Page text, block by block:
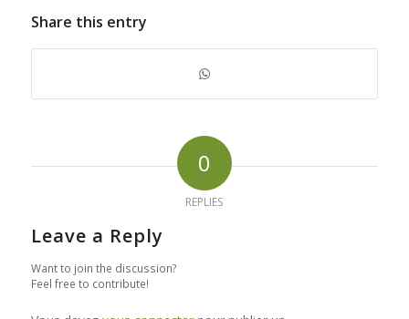
Share this entry
0
REPLIES
Leave a Reply
Want to join the discussion?
Feel free to contribute!